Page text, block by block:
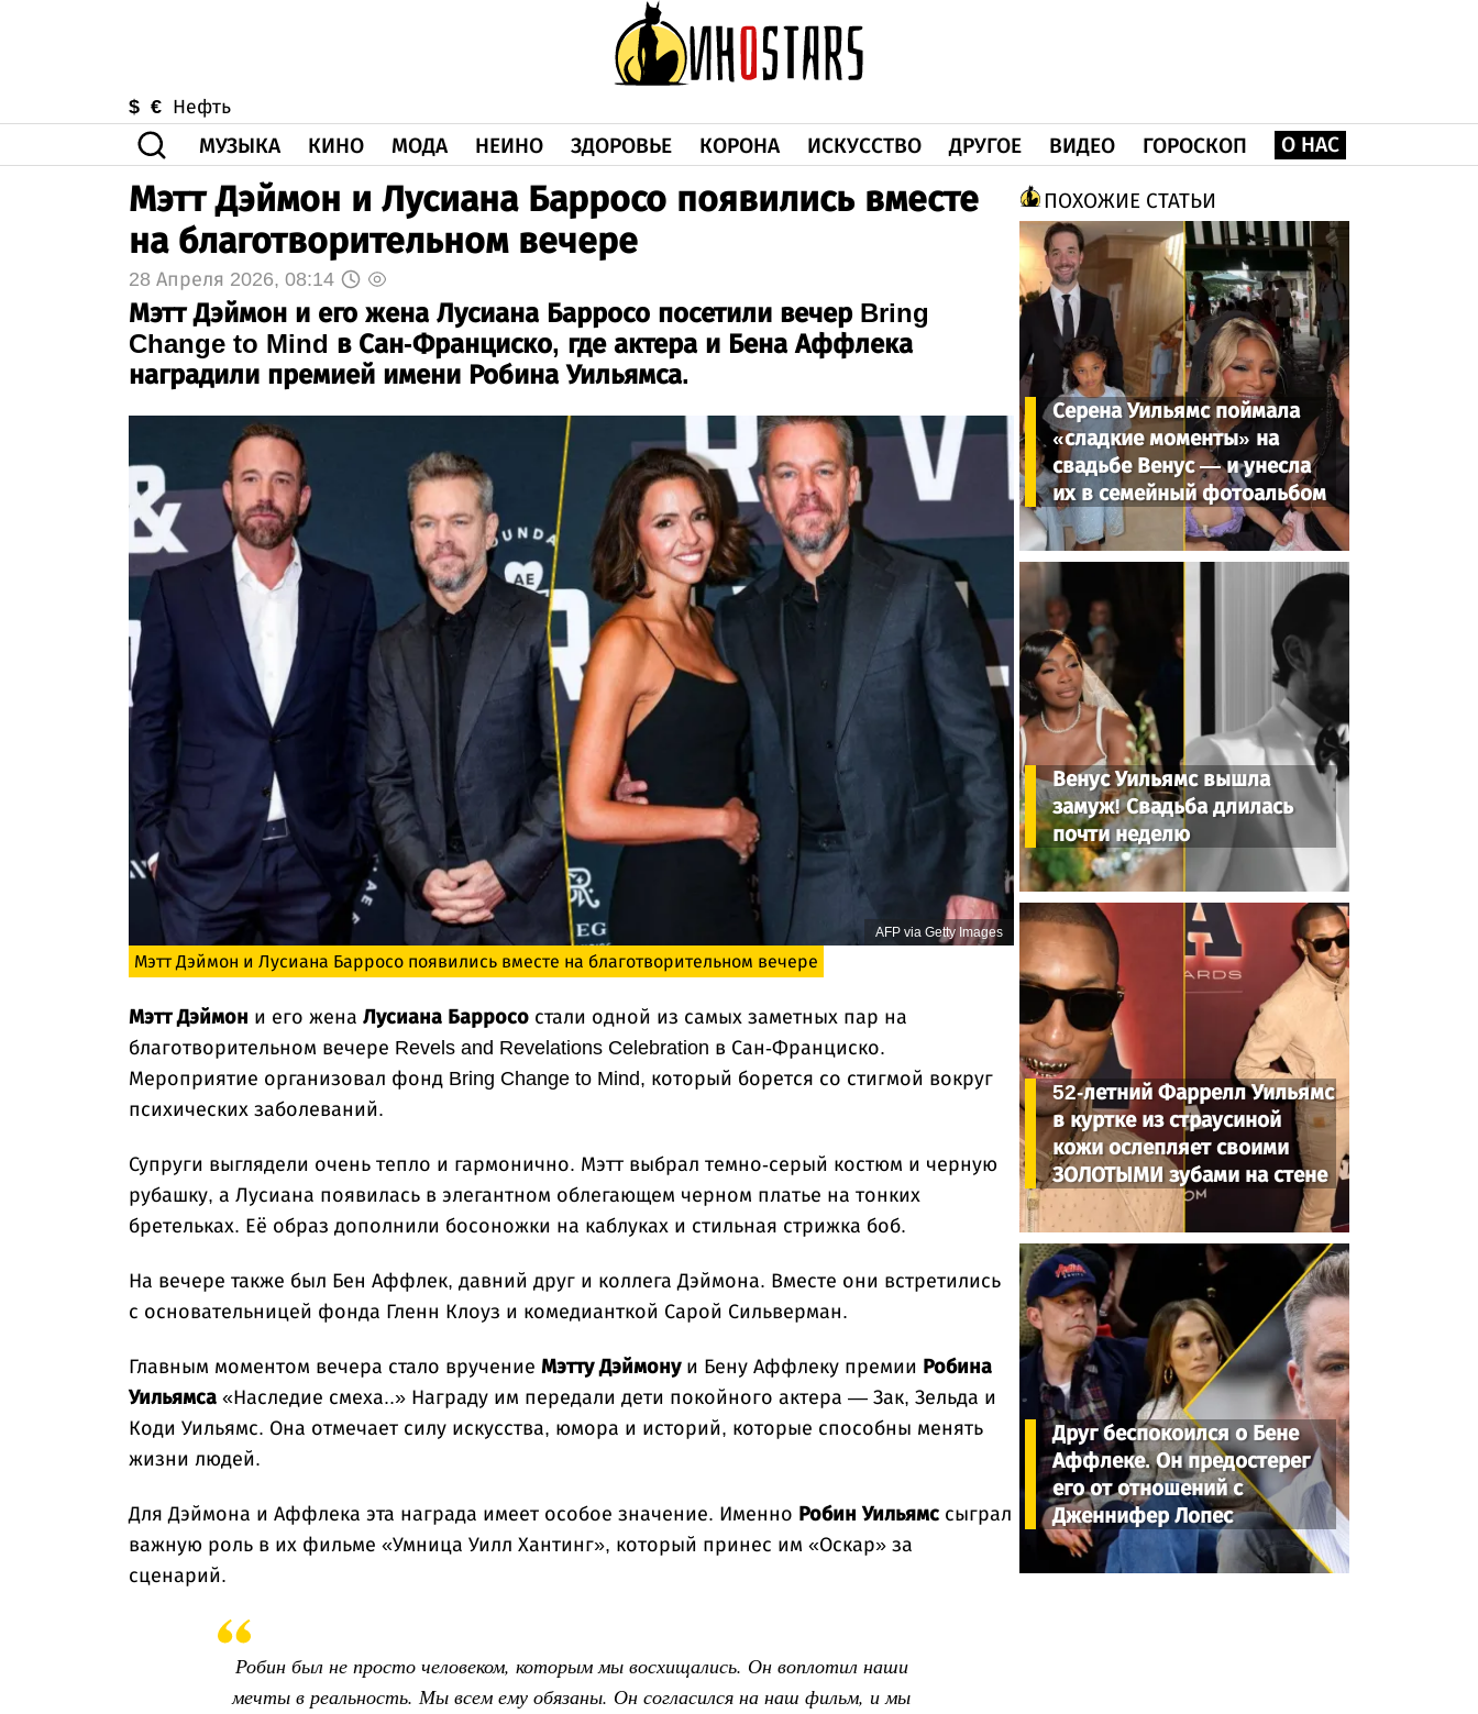
$ € Нефть
МУЗЫКА КИНО МОДА НЕИНО ЗДОРОВЬЕ КОРОНА ИСКУССТВО ДРУГОЕ ВИДЕО ГОРОСКОП О НАС
Мэтт Дэймон и Лусиана Барросо появились вместе
на благотворительном вечере
28 Апреля 2026, 08:14
Мэтт Дэймон и его жена Лусиана Барросо посетили вечер Bring
Change to Mind в Сан-Франциско, где актера и Бена Аффлека
наградили премией имени Робина Уильямса.
AFP via Getty Images
Мэтт Дэймон и Лусиана Барросо появились вместе на благотворительном вечере
Мэтт Дэймон и его жена Лусиана Барросо стали одной из самых заметных пар на
благотворительном вечере Revels and Revelations Celebration в Сан-Франциско.
Мероприятие организовал фонд Bring Change to Mind, который борется со стигмой вокруг
психических заболеваний.
Супруги выглядели очень тепло и гармонично. Мэтт выбрал темно-серый костюм и черную
рубашку, а Лусиана появилась в элегантном облегающем черном платье на тонких
бретельках. Её образ дополнили босоножки на каблуках и стильная стрижка боб.
На вечере также был Бен Аффлек, давний друг и коллега Дэймона. Вместе они встретились
с основательницей фонда Гленн Клоуз и комедианткой Сарой Сильверман.
Главным моментом вечера стало вручение Мэтту Дэймонуи Бену Аффлеку премии Робина
Уильямса «Наследие смеха..» Награду им передали дети покойного актера — Зак, Зельда и
Коди Уильямс. Она отмечает силу искусства, юмора и историй, которые способны менять
жизни людей.
Для Дэймона и Аффлека эта награда имеет особое значение. Именно Робин Уильямс сыграл
важную роль в их фильме «Умница Уилл Хантинг», который принес им «Оскар» за
сценарий.
Робин был не просто человеком, которым мы восхищались. Он воплотил наши
мечты в реальность. Мы всем ему обязаны. Он согласился на наш фильм, и мы
ПОХОЖИЕ СТАТЬИ
Серена Уильямс поймала
«сладкие моменты» на
свадьбе Венус — и унесла
их в семейный фотоальбом
Венус Уильямс вышла
замуж! Свадьба длилась
почти неделю
52-летний Фаррелл Уильямс
в куртке из страусиной
кожи ослепляет своими
ЗОЛОТЫМИ зубами на стене
Друг беспокоился о Бене
Аффлеке. Он предостерег
его от отношений с
Дженнифер Лопес